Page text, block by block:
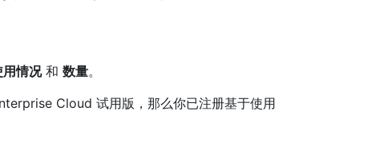
情况和 数量。
Cloud 试用版，那么你已注册基于使用